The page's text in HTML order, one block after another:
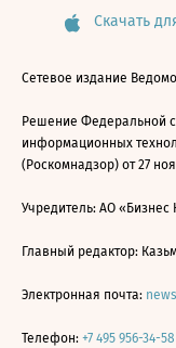
Скачать
Сетевое издание
Решение Федеральной
информационных
(Роскомнадзор) от 27
Учредитель: АО
Главный редактор:
Электронная почта:
Телефон: +7 495 956-34-58